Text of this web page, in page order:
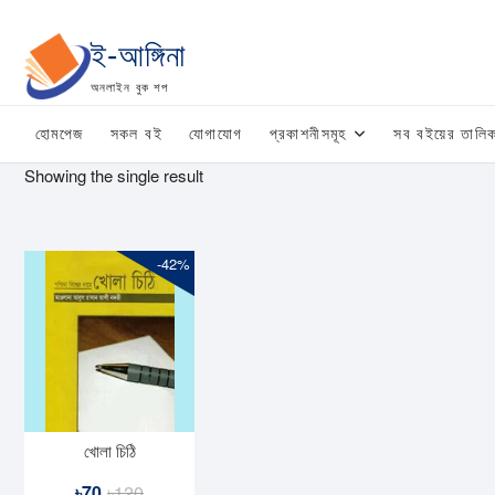
content
ই-আঙ্গিনা
অনলাইন বুক শপ
হোমপেজ সকল বই যোগাযোগ প্রকাশনীসমূহ সব বইয়ের
Showing the single result
-42%
খোলা চিঠি
Original
Current